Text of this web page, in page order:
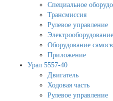
Специальное
Трансмиссия
Рулевое управление
Электрооборудование
Оборудование
Приложение
Урал 5557-40
Двигатель
Ходовая часть
Рулевое управление